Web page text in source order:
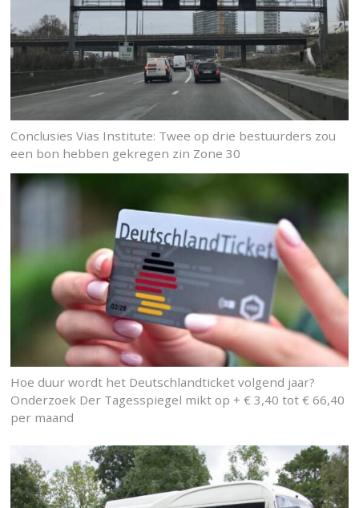
Conclusies Vias Institute: Twee op drie bestuurders zou
een bon hebben gekregen zin Zone 30
Hoe duur wordt het Deutschlandticket volgend jaar?
Onderzoek Der Tagesspiegel mikt op + € 3,40 tot € 66,40
per maand